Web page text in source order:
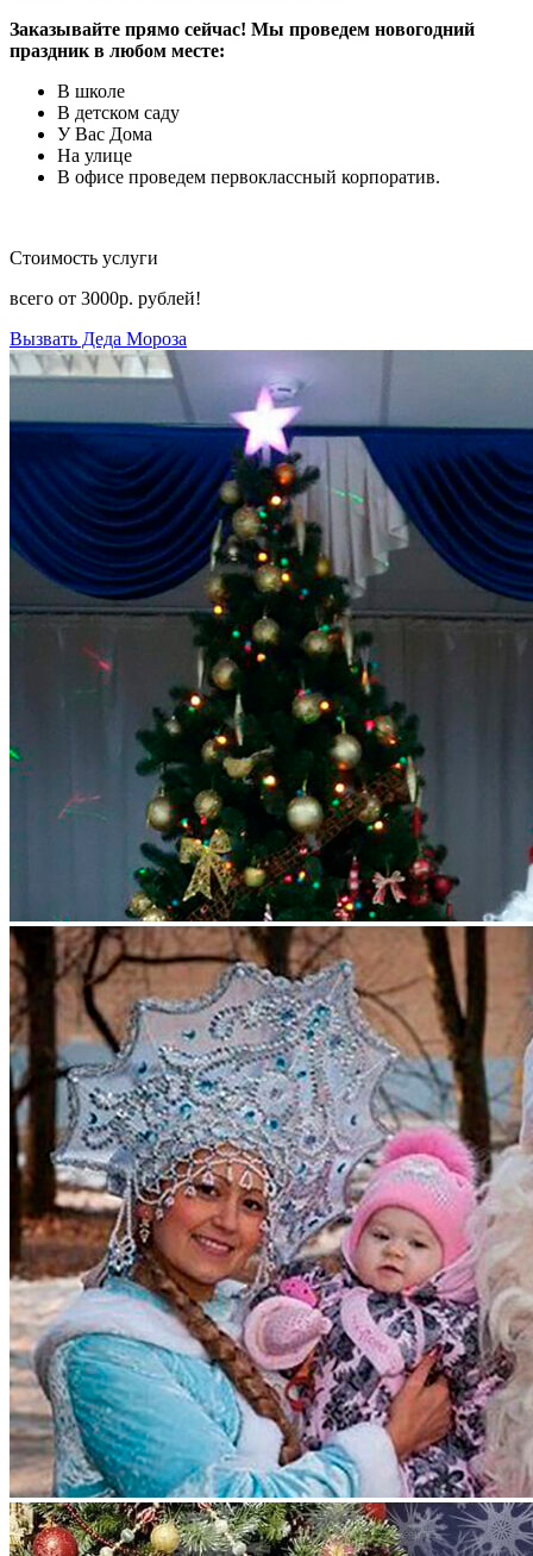
Заказывайте прямо сейчас! Мы проведем новогодний
праздник в любом месте:
В школе
В детском саду
У Вас Дома
На улице
В офисе проведем первоклассный корпоратив.
Стоимость услуги
всего от 3000р. рублей!
Вызвать Деда Мороза